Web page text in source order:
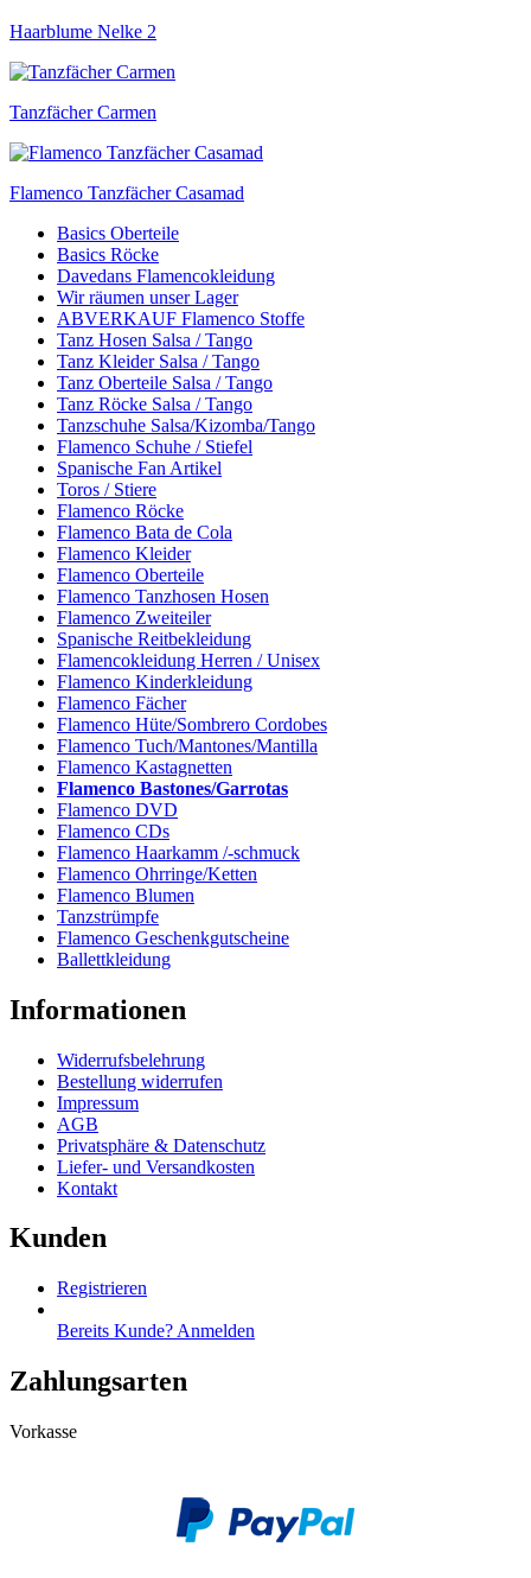
Haarblume Nelke 2
Tanzfächer Carmen
Flamenco Tanzfächer Casamad
Basics Oberteile
Basics Röcke
Davedans Flamencokleidung
Wir räumen unser Lager
ABVERKAUF Flamenco Stoffe
Tanz Hosen Salsa / Tango
Tanz Kleider Salsa / Tango
Tanz Oberteile Salsa / Tango
Tanz Röcke Salsa / Tango
Tanzschuhe Salsa/Kizomba/Tango
Flamenco Schuhe / Stiefel
Spanische Fan Artikel
Toros / Stiere
Flamenco Röcke
Flamenco Bata de Cola
Flamenco Kleider
Flamenco Oberteile
Flamenco Tanzhosen Hosen
Flamenco Zweiteiler
Spanische Reitbekleidung
Flamencokleidung Herren / Unisex
Flamenco Kinderkleidung
Flamenco Fächer
Flamenco Hüte/Sombrero Cordobes
Flamenco Tuch/Mantones/Mantilla
Flamenco Kastagnetten
Flamenco Bastones/Garrotas
Flamenco DVD
Flamenco CDs
Flamenco Haarkamm /-schmuck
Flamenco Ohrringe/Ketten
Flamenco Blumen
Tanzstrümpfe
Flamenco Geschenkgutscheine
Ballettkleidung
Informationen
Widerrufsbelehrung
Bestellung widerrufen
Impressum
AGB
Privatsphäre & Datenschutz
Liefer- und Versandkosten
Kontakt
Kunden
Registrieren
Bereits Kunde? Anmelden
Zahlungsarten
Vorkasse